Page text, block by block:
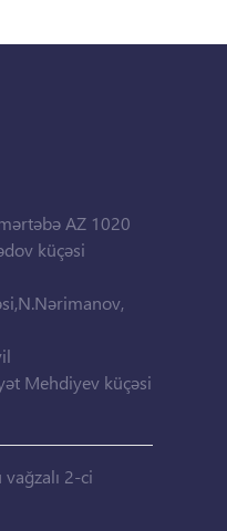
AZ 1020
küçəsi
Mehdiyev küçəsi
2-ci